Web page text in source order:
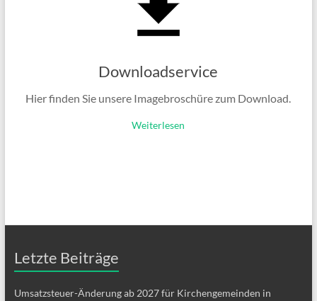
Downloadservice
Hier finden Sie unsere Imagebroschüre zum Download.
Weiterlesen
Letzte Beiträge
Umsatzsteuer-Änderung ab 2027 für Kirchengemeinden in